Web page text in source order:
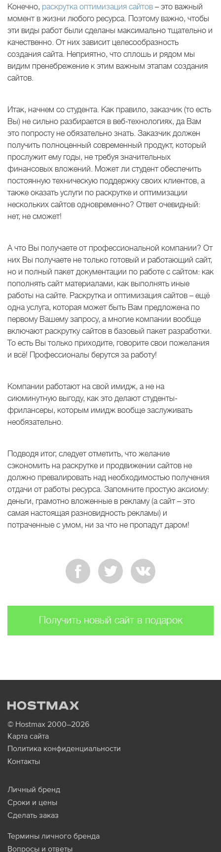
Конечно, раскрутка оптимизация сайтов – это важный
момент в жизни любого ресурса. Поэтому важно, чтобы
эти виды работ были сделаны максимально тщательно и
качественно. От них зависит целесообразность
создания сайта. Неприятно, что сплошь и рядом мы
видим пренебрежение к этим важным этапам создания
сайтов.
Итак, начнем со студента. Как правило, заказчик (то есть
Вы) не сильно разбирается в веб-технологиях, да Вам
это попросту не обязательно знать. Заказчик должен
получить полноценный современный продукт, который
прослужит ему годы, не требуя значительных
финансовых вложений. Может ли студент обеспечить
постоянную техническую поддержку своих клиентов, а
также оказать услуги по раскрутке и оптимизации
нескольких сайтов одновременно? Ответ очевидный:
нет, не сможет!
А что Вы получаете от профессиональной компании? От
них Вы получаете не только готовый и работающий сайт,
но и полный пакет документации по работе с сайтом: как
пополнять сайт материалами, как выполнять иные
работы на сайте. Раскрутка и оптимизация сайтов – ещё
одна услуга, которая может быть Вам предложена по
первому Вашему запросу, а многие компании вообще
включают раскрутку сайтов в базовый пакет разработки.
То есть Вы только приходите, говорите свои пожелания
и всё! Профессионалы берутся за работу!
Компании работают на свой имидж, а не на
сиюминутную выгоду, как это делают студенты-
фрилансеры, которым имидж вообще заслуживать
необязательно.
Подводя итог, следует отметить, что желание
сэкономить на раскрутке и продвижении сайтов не
должно превалировать над необходимостью получения
отдачи от работы ресурса. Запомните простую аксиому:
деньги, грамотно вложенные в рекламу (а сайт – это
самая настоящая разновидность рекламы) и
потраченные с умом, ни за что не пропадут даром!
Получить новый сайт в подарок
© Hostmax 2000–2026
Карта сайта
Политика конфиденциальности
Контакты
Личный бренд
Сроки и цены
Сделать заказ
Термины личного бренда
Вопросы и ответы